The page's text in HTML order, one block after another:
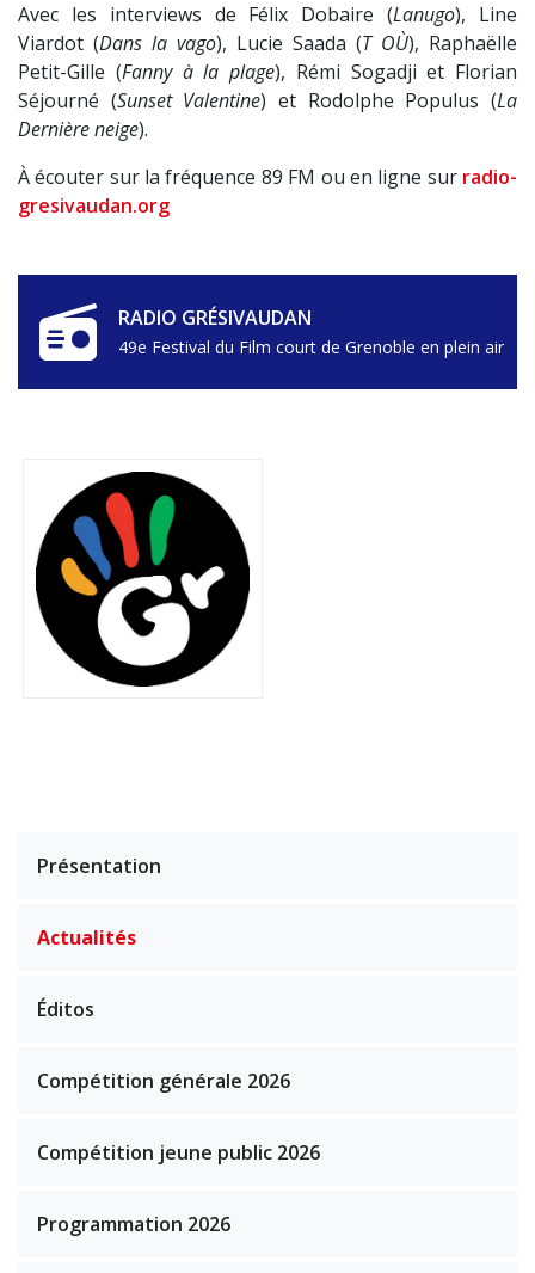
Avec les interviews de Félix Dobaire (Lanugo), Line
Viardot (Dans la vago), Lucie Saada (T OÙ), Raphaëlle
Petit-Gille (Fanny à la plage), Rémi Sogadji et Florian
Séjourné (Sunset Valentine) et Rodolphe Populus (La
Dernière neige).
À écouter sur la fréquence 89 FM ou en ligne sur radio-
gresivaudan.org
RADIO GRÉSIVAUDAN
49e Festival du Film court de Grenoble en plein air
Présentation
Actualités
Éditos
Compétition générale 2026
Compétition jeune public 2026
Programmation 2026